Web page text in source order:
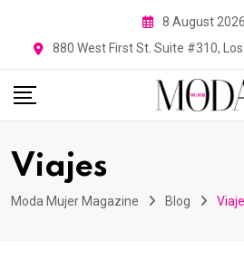
8 August 2026
880 West First St. Suite #310,
Viajes
Moda Mujer Magazine Blog